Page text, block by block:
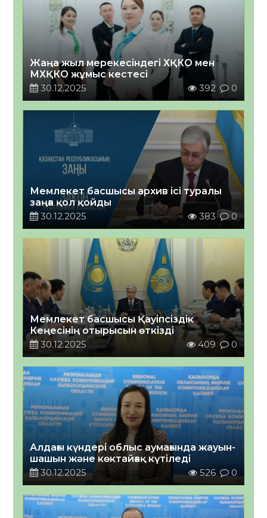
Жаңа жыл мерекесіндегі ХҚКО мен
МХҚКО жұмыс кестесі
30.12.2025
392 0
Мемлекет басшысы архив ісі туралы
заңға қол қойды
30.12.2025
383 0
Мемлекет басшысы Қауіпсіздік
Кеңесінің отырысын өткізді
30.12.2025
409 0
Алдағы күндері облыс аумағында жауын-
шашын және көктайғақ күтіледі
30.12.2025
526 0